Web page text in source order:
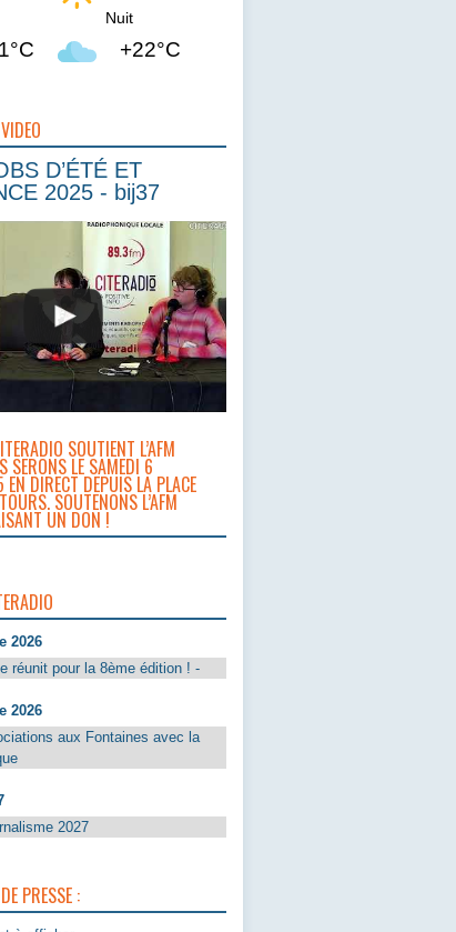
Nuit
+22°C
D’ÉTÉ ET
2025 - bij37
SOUTIENT L’AFM
SERONS LE SAMEDI 6
DIRECT DEPUIS LA PLACE
SOUTENONS L’AFM
UN DON !
2026
réunit pour la 8ème édition ! -
2026
aux Fontaines avec la
2027
PRESSE :